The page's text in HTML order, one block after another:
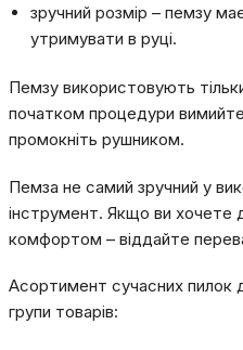
зручний розмір – пемзу
утримувати в руці.
Пемзу використовують
початком процедури вимийте
промокніть рушником.
Пемза не самий зручний у
інструмент. Якщо ви хочете
комфортом – віддайте
Асортимент сучасних пилок
групи товарів: